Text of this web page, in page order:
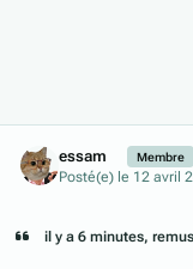
essam Membre
Posté(e) le 12 avril
il y a 6 minutes,